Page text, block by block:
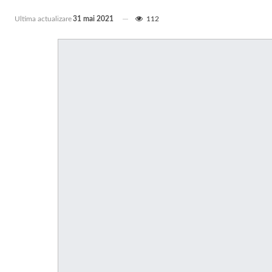
Ultima actualizare31 mai 2021 112